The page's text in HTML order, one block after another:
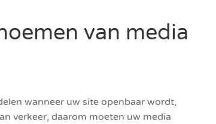
van media
wanneer uw site openbaar wordt,
verkeer, daarom moeten uw media